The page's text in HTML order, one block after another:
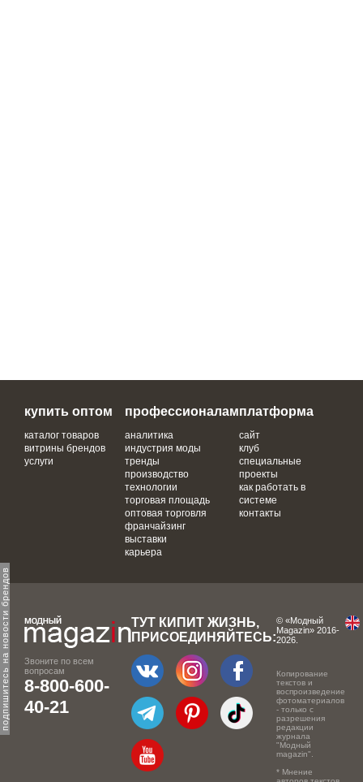
подпишитесь на новости брендов
купить оптом
каталог товаров
витрины брендов
услуги
профессионалам
аналитика
индустрия моды
тренды
производство
технологии
торговая площадь
оптовая торговля
франчайзинг
выставки
карьера
платформа
сайт
клуб
специальные
проекты
как работать в
системе
контакты
Звоните по всем
вопросам
8-800-600-
40-21
ТУТ КИПИТ ЖИЗНЬ,
ПРИСОЕДИНЯЙТЕСЬ:
© «Модный
Magazin» 2016-
2026.
Копирование
текстов и
воспроизведение
фотоматериалов
- только с
разрешения
редакции
журнала
"Модный
magazin".
* Мнение